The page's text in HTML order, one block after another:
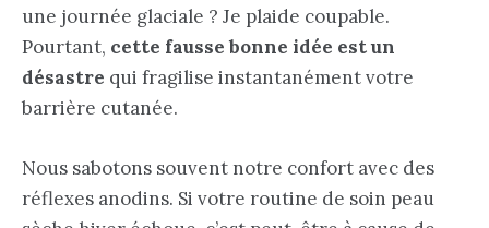
une journée glaciale ? Je plaide coupable.
Pourtant, cette fausse bonne idée est un
désastre qui fragilise instantanément votre
barrière cutanée.
Nous sabotons souvent notre confort avec des
réflexes anodins. Si votre routine de soin peau